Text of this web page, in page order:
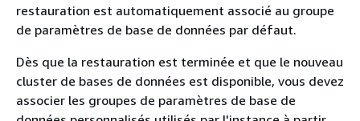
restauration est automatiquement associé au groupe
de paramètres de base de données par défaut.
Dès que la restauration est terminée et que le nouveau
cluster de bases de données est disponible, vous devez
associer les groupes de paramètres de base de